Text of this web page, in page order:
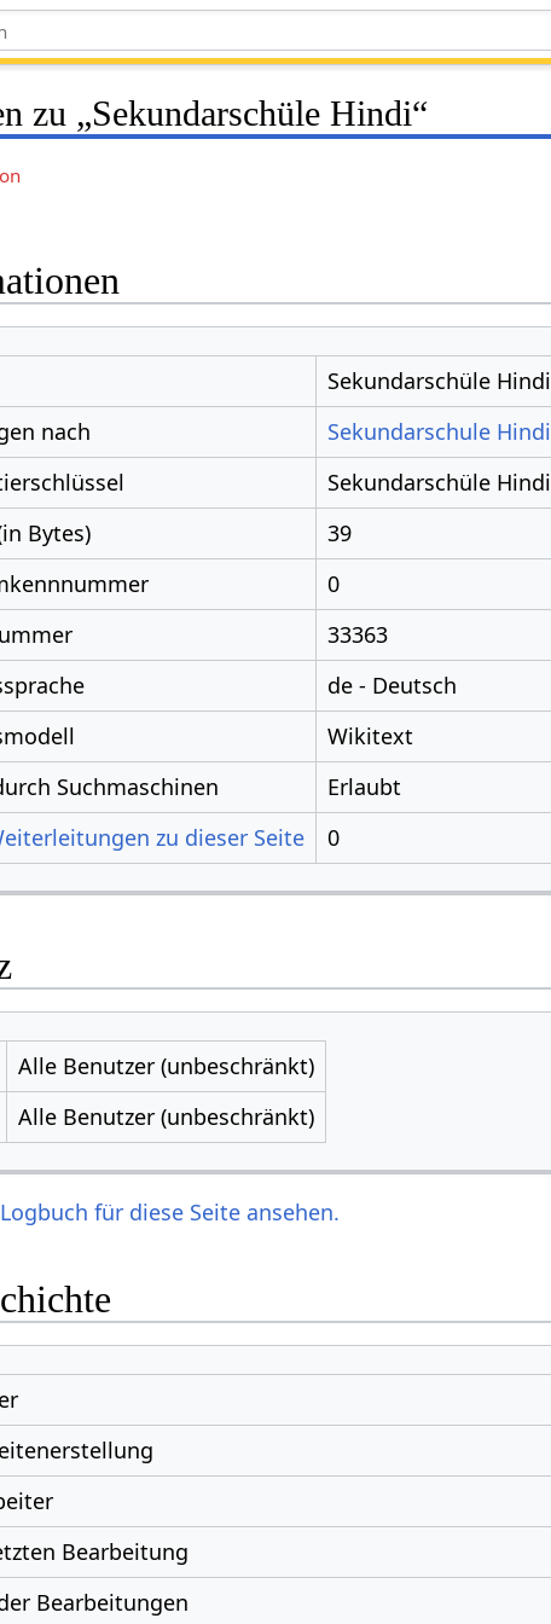
zu „Sekundarschüle Hindi“
Sekundarschüle Hindi
nach
Sekundarschule Hindi
Sekundarschüle Hindi
Bytes)
39
0
33363
de - Deutsch
Wikitext
Suchmaschinen
Erlaubt
zu dieser Seite
0
Alle Benutzer (unbeschränkt)
Alle Benutzer (unbeschränkt)
für diese Seite ansehen.
Bearbeitung
Bearbeitungen